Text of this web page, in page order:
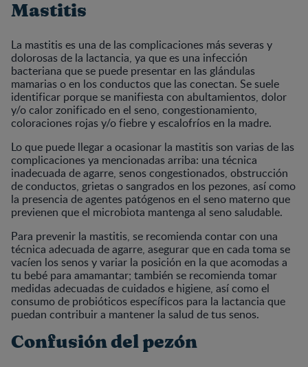
Mastitis
La mastitis es una de las complicaciones más severas y
dolorosas de la lactancia, ya que es una infección
bacteriana que se puede presentar en las glándulas
mamarias o en los conductos que las conectan. Se suele
identificar porque se manifiesta con abultamientos, dolor
y/o calor zonificado en el seno, congestionamiento,
coloraciones rojas y/o fiebre y escalofríos en la madre.
Lo que puede llegar a ocasionar la mastitis son varias de las
complicaciones ya mencionadas arriba: una técnica
inadecuada de agarre, senos congestionados, obstrucción
de conductos, grietas o sangrados en los pezones, así como
la presencia de agentes patógenos en el seno materno que
previenen que el microbiota mantenga al seno saludable.
Para prevenir la mastitis, se recomienda contar con una
técnica adecuada de agarre, asegurar que en cada toma se
vacíen los senos y variar la posición en la que acomodas a
tu bebé para amamantar; también se recomienda tomar
medidas adecuadas de cuidados e higiene, así como el
consumo de probióticos específicos para la lactancia que
puedan contribuir a mantener la salud de tus senos.
Confusión del pezón